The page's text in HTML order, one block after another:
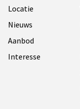
Locatie
Nieuws
Aanbod
Interesse